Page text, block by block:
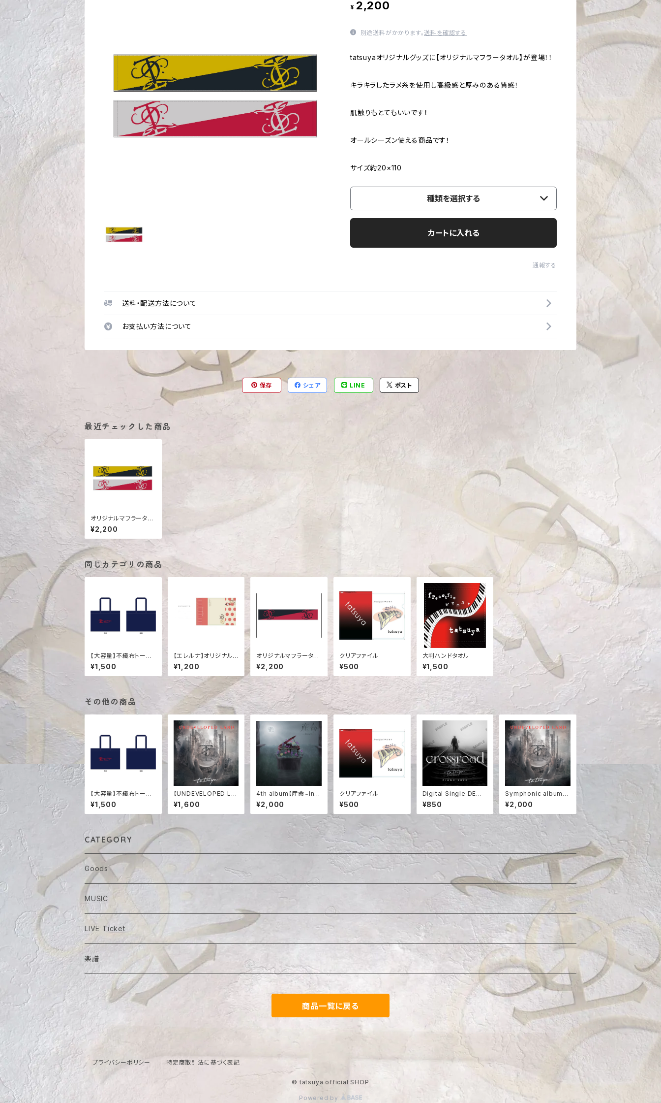
¥ 2,200
別途送料がかかります。送料を確認する
tatsuyaオリジナルグッズに【オリジナルマフラータオル】が登場！！
キラキラしたラメ糸を使用し高級感と厚みのある質感！
肌触りもとてもいいです！
オールシーズン使える商品です！
サイズ約20×110
種類を選択する
カートに入れる
通報する
送料・配送方法について
お支払い方法について
保存 シェア LINE ポスト
最近チェックした商品
オリジナルマフラータオ
ル
¥2,200
同じカテゴリの商品
【大容量】不織布トート
バッグ ネイビー
¥1,500
【エレルナ】オリジナルマ
スクケース
¥1,200
オリジナルマフラータオ
ル
¥2,200
クリアファイル
¥500
大判ハンドタオル
¥1,500
その他の商品
【大容量】不織布トート
バッグ ネイビー
¥1,500
【UNDEVELOPED LA
ND】高音質デジタル版
¥1,600
4th album【産命~Ino
chi~】
¥2,000
クリアファイル
¥500
Digital Single DEMO
_Vol.2 【crossroad】
¥850
Symphonic album
【UNDEVELOPED LA
ND】
¥2,000
CATEGORY
Goods
MUSIC
LIVE Ticket
楽譜
商品一覧に戻る
プライバシーポリシー 特定商取引法に基づく表記
© tatsuya official SHOP
Powered by